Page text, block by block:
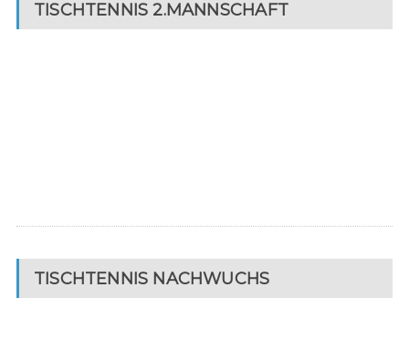
TISCHTENNIS 2.MANNSCHAFT
TISCHTENNIS NACHWUCHS